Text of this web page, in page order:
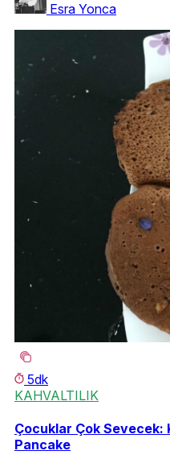
Esra Yonca
5dk
KAHVALTILIK
Çocuklar Çok Sevecek:
Pancake